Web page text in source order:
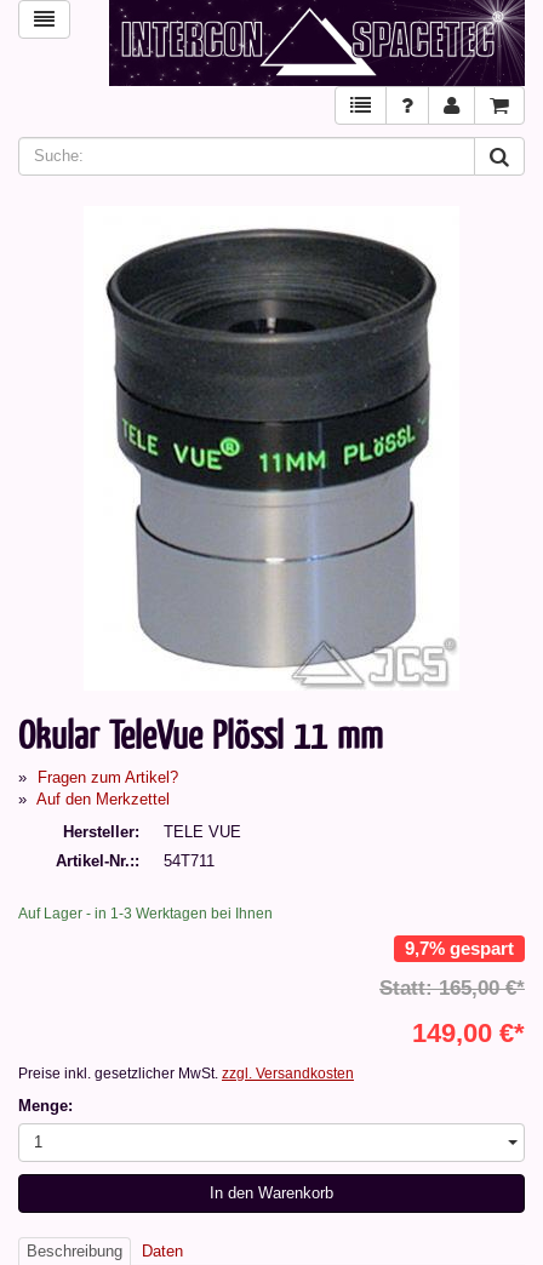
Okular TeleVue Plössl 11 mm
Fragen zum Artikel?
Auf den Merkzettel
Hersteller
TELE VUE
Artikel-Nr.:
54T711
Auf Lager - in 1-3 Werktagen bei Ihnen
9,7% gespart
Statt: 165,00 €*
149,00 €*
Preise inkl. gesetzlicher MwSt. zzgl. Versandkosten
Menge:
1
In den Warenkorb
Beschreibung Daten